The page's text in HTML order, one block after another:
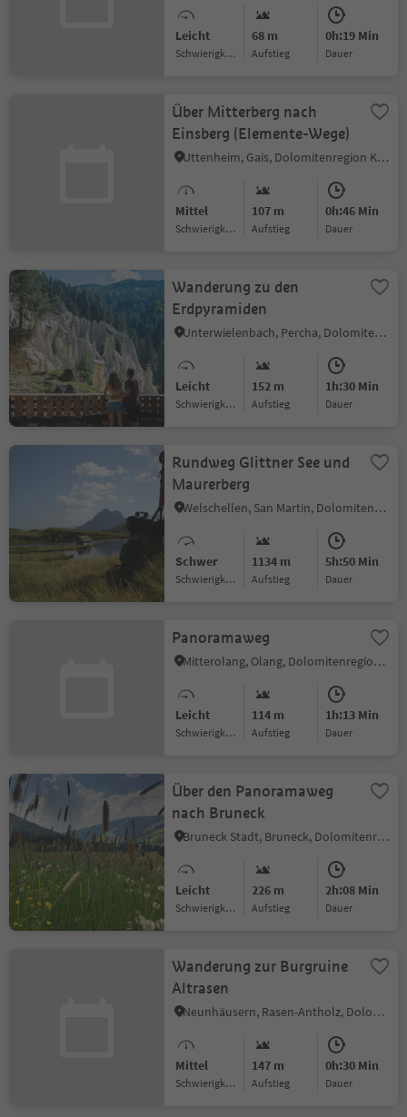
Leicht
Schwierigkeitsgrad
68 m
Aufstieg
0h:19 Min
Dauer
Über Mitterberg nach
Einsberg (Elemente-Wege)
Uttenheim, Gais, Dolomitenregion Kronplatz
Mittel
Schwierigkeitsgrad
107 m
Aufstieg
0h:46 Min
Dauer
Wanderung zu den
Erdpyramiden
Unterwielenbach, Percha, Dolomitenregion Kronplatz
Leicht
Schwierigkeitsgrad
152 m
Aufstieg
1h:30 Min
Dauer
Rundweg Glittner See und
Maurerberg
Welschellen, San Martin, Dolomitenregion Kronplatz
Schwer
Schwierigkeitsgrad
1134 m
Aufstieg
5h:50 Min
Dauer
Panoramaweg
Mitterolang, Olang, Dolomitenregion Kronplatz
Leicht
Schwierigkeitsgrad
114 m
Aufstieg
1h:13 Min
Dauer
Über den Panoramaweg
nach Bruneck
Bruneck Stadt, Bruneck, Dolomitenregion Kronplatz
Leicht
Schwierigkeitsgrad
226 m
Aufstieg
2h:08 Min
Dauer
Wanderung zur Burgruine
Altrasen
Neunhäusern, Rasen-Antholz, Dolomitenregion Kronplatz
Mittel
Schwierigkeitsgrad
147 m
Aufstieg
0h:30 Min
Dauer